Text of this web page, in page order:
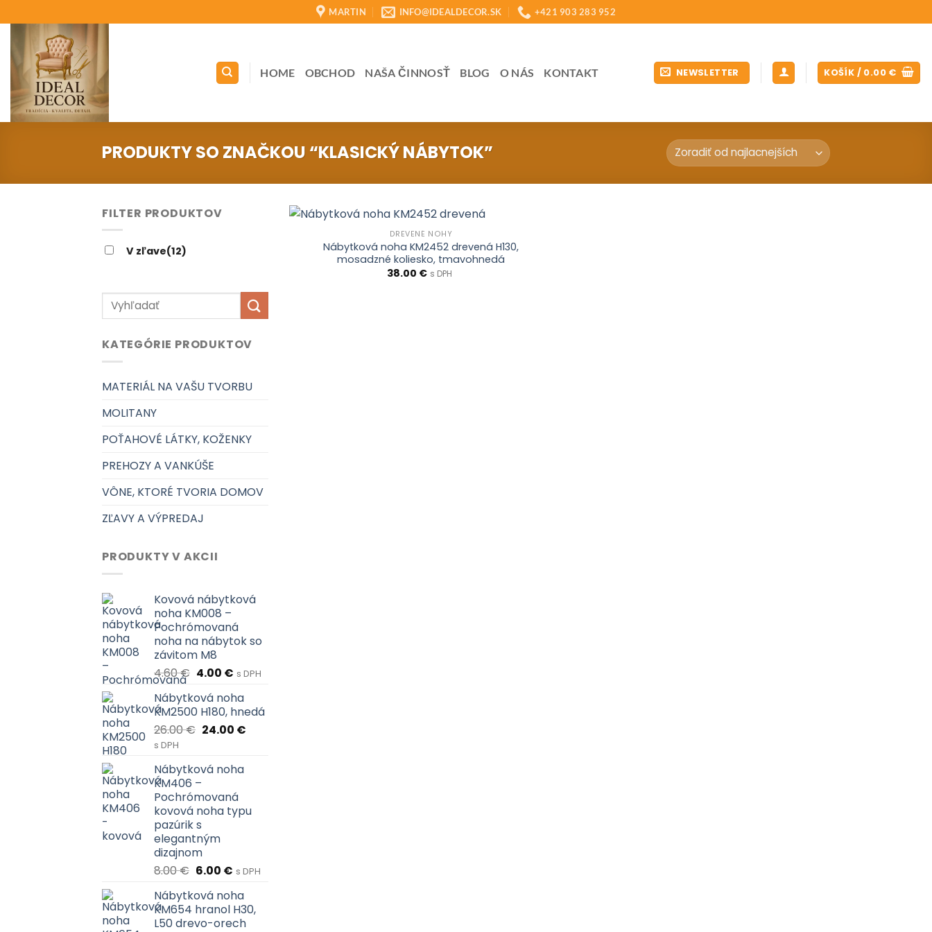
to
content
MARTIN INFO@IDEALDECOR.SK +421 903 283 952
HOME OBCHOD NAŠA ČINNOSŤ BLOG O NÁS KONTAKT NEWSLETTER KOŠÍK / 0.00 €
PRODUKTY SO ZNAČKOU “KLASICKÝ NÁBYTOK”
FILTER PRODUKTOV
V zľave(12)
Hľadať:
KATEGÓRIE PRODUKTOV
MATERIÁL NA VAŠU TVORBU
MOLITANY
POŤAHOVÉ LÁTKY, KOŽENKY
PREHOZY A VANKÚŠE
VÔNE, KTORÉ TVORIA DOMOV
ZĽAVY A VÝPREDAJ
PRODUKTY V AKCII
Kovová nábytková
noha KM008 –
Pochrómovaná
noha na nábytok so
závitom M8
4.60€ Pôvodná
bola:
4.60 €.
4.00 €Aktuálna
je:
4.00 €.
s DPH
Nábytková noha
KM2500 H180, hnedá
26.00€ Pôvodná
26.00 €.
24.00 €Aktuálna
s DPH
Nábytková noha
KM406 –
Pochrómovaná
kovová noha typu
pazúrik s
elegantným
dizajnom
8.00€ Pôvodná
bola:
8.00 €.
6.00 €Aktuálna
je:
6.00 €.
s DPH
Nábytková noha
KM654 hranol H30,
L50 drevo-orech
DREVENÉ NOHY
Nábytková noha KM2452 drevená H130,
mosadzné koliesko, tmavohnedá
38.00 € s DPH